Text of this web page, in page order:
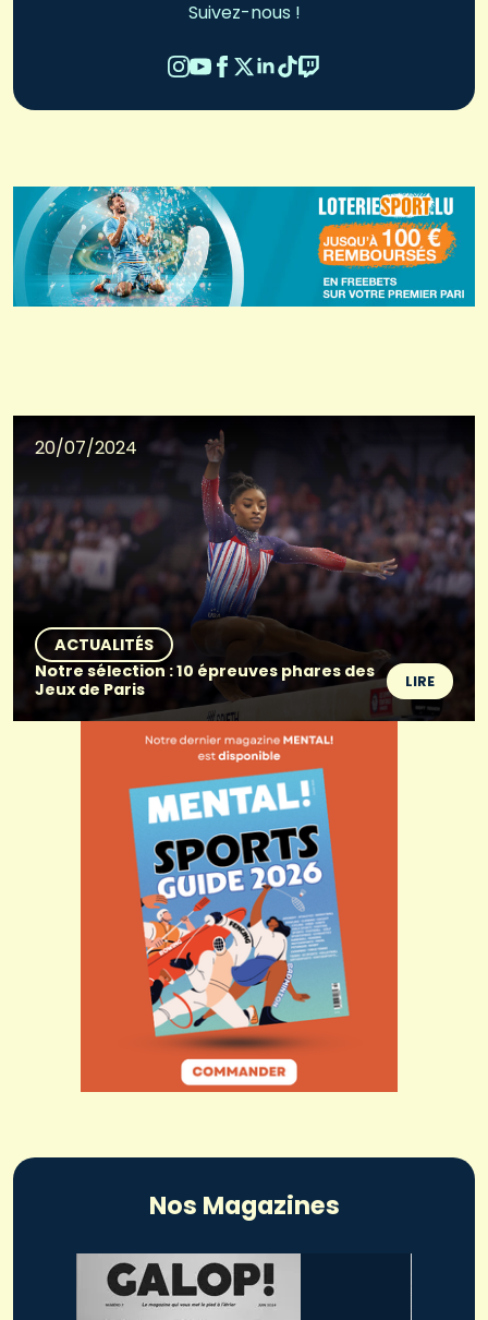
Suivez-nous !
20/07/2024
ACTUALITÉS
Notre sélection : 10 épreuves phares des
Jeux de Paris
LIRE
Nos Magazines